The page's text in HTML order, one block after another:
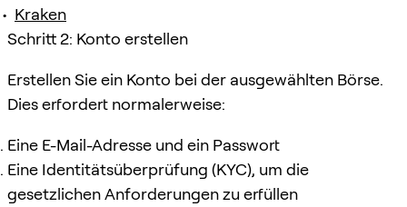
Kraken
Schritt 2: Konto erstellen
Erstellen Sie ein Konto bei der ausgewählten Börse.
Dies erfordert normalerweise:
Eine E-Mail-Adresse und ein Passwort
Eine Identitätsüberprüfung (KYC), um die
gesetzlichen Anforderungen zu erfüllen